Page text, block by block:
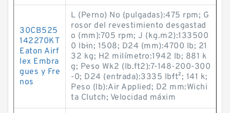
30CB525
142270KT
Eaton Airf
lex Embra
gues y Fre
nos
L (Perno) No (pulgadas):475 rpm; G
rosor del revestimiento desgastad
o (mm):705 rpm; J (kg.m2):133500
0 lb·in; 1508; D24 (mm):4700 lb; 21
32 kg; H2 milímetro:1942 lb; 881 k
g; Peso Wk2 (lb.ft2):7-148-200-300
-0; D24 (entrada):3335 lb·ft²; 141 k;
Peso (lb):Air Applied; D2 mm:Wichi
ta Clutch; Velocidad máxim